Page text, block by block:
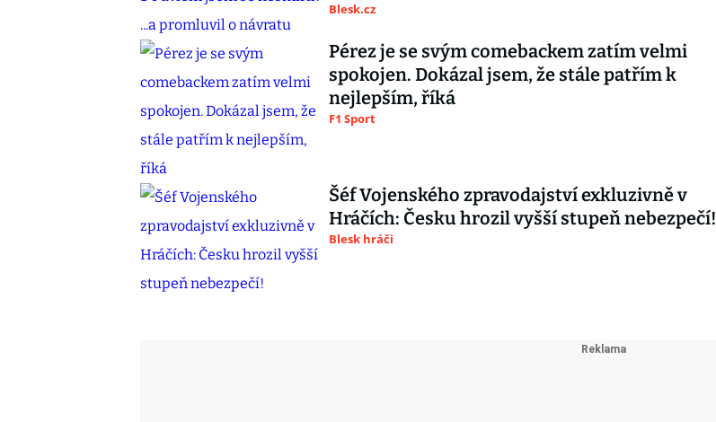
Blesk.cz
Pérez je se svým comebackem zatím velmi
spokojen. Dokázal jsem, že stále patřím k
nejlepším, říká
F1 Sport
Šéf Vojenského zpravodajství exkluzivně v
Hráčích: Česku hrozil vyšší stupeň nebezpečí!
Blesk hráči